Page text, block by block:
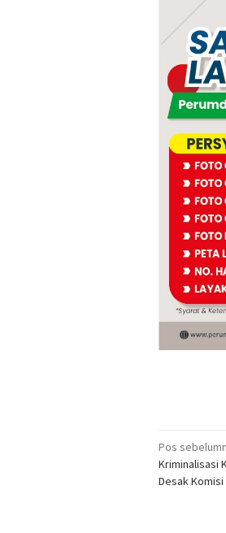
pos
Pos
Kriminalisasi
Desak Komisi